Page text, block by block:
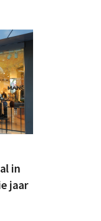
in
jaar